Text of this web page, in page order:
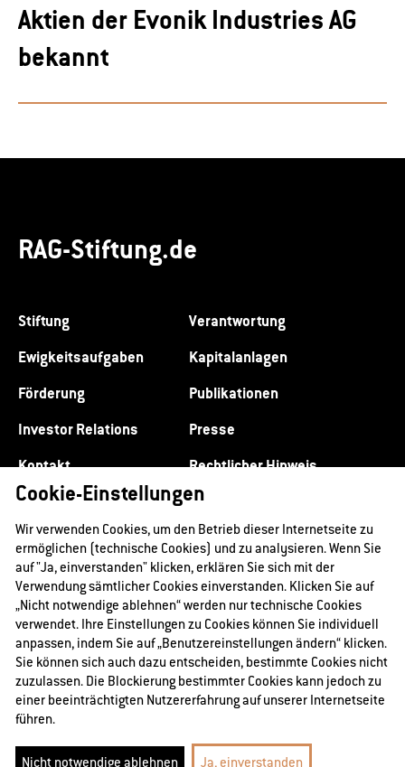
Aktien der Evonik Industries AG
bekannt
RAG-Stiftung.de
Stiftung
Verantwortung
Ewigkeitsaufgaben
Kapitalanlagen
Förderung
Publikationen
Investor Relations
Presse
Kontakt
Rechtlicher Hinweis
Datenschutz
Impressum
Cookie-Einstellungen
Wir verwenden Cookies, um den Betrieb dieser Internetseite zu
ermöglichen (technische Cookies) und zu analysieren. Wenn Sie
auf "Ja, einverstanden" klicken, erklären Sie sich mit der
Verwendung sämtlicher Cookies einverstanden. Klicken Sie auf
„Nicht notwendige ablehnen“ werden nur technische Cookies
verwendet. Ihre Einstellungen zu Cookies können Sie individuell
anpassen, indem Sie auf „Benutzereinstellungen ändern“ klicken.
Sie können sich auch dazu entscheiden, bestimmte Cookies nicht
zuzulassen. Die Blockierung bestimmter Cookies kann jedoch zu
einer beeinträchtigten Nutzererfahrung auf unserer Internetseite
führen.
Nicht notwendige ablehnen Ja, einverstanden